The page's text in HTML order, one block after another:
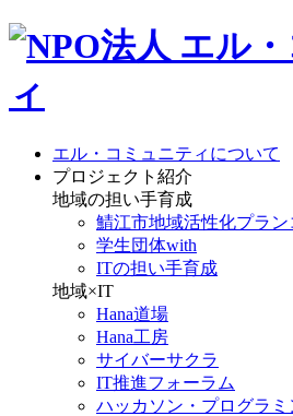
エル・コミュニティについて
プロジェクト紹介
地域の担い手育成
鯖江市地域活性化プラン
学生団体with
ITの担い手育成
地域×IT
Hana道場
Hana工房
サイバーサクラ
IT推進フォーラム
ハッカソン・プログラミ